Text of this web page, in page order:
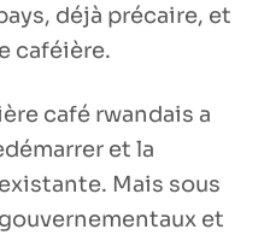
déjà précaire, et
caféière.
café rwandais a
et la
Mais sous
et